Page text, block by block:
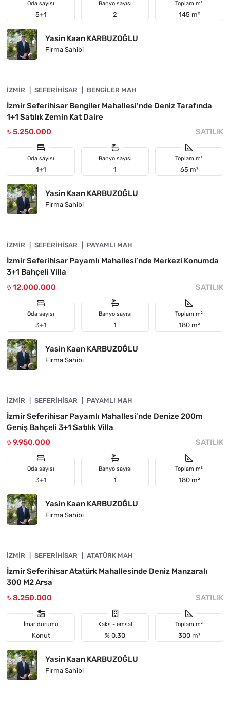
Oda sayısı
5+1
Banyo sayısı
2
Toplam m²
145 m²
Yasin Kaan KARBUZOĞLU
Firma Sahibi
ÖNE ÇIKAN
İZMIR SEFERIHISAR BENGILER MAH
İzmir Seferihisar Bengiler Mahallesi’nde Deniz Tarafında
1+1 Satılık Zemin Kat Daire
₺ 5.250.000
SATILIK
Oda sayısı
1+1
Banyo sayısı
1
Toplam m²
65 m²
Yasin Kaan KARBUZOĞLU
Firma Sahibi
ÖNE ÇIKAN
İZMIR SEFERIHISAR PAYAMLI MAH
İzmir Seferihisar Payamlı Mahallesi’nde Merkezi Konumda
3+1 Bahçeli Villa
₺ 12.000.000
SATILIK
Oda sayısı
3+1
Banyo sayısı
1
Toplam m²
180 m²
Yasin Kaan KARBUZOĞLU
Firma Sahibi
ÖNE ÇIKAN
İZMIR SEFERIHISAR PAYAMLI MAH
İzmir Seferihisar Payamlı Mahallesi’nde Denize 200m
Geniş Bahçeli 3+1 Satılık Villa
₺ 9.950.000
SATILIK
Oda sayısı
3+1
Banyo sayısı
1
Toplam m²
180 m²
Yasin Kaan KARBUZOĞLU
Firma Sahibi
ÖNE ÇIKAN
İZMIR SEFERIHISAR ATATÜRK MAH
İzmir Seferihisar Atatürk Mahallesinde Deniz Manzaralı
300 M2 Arsa
₺ 8.250.000
SATILIK
İmar durumu
Konut
Kaks - emsal
% 0.30
Toplam m²
300 m²
Yasin Kaan KARBUZOĞLU
Firma Sahibi